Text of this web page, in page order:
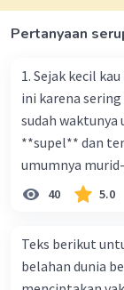
Pertanyaan
1. Sejak kecil
ini karena
sudah waktunya
**supel** dan
umumnya
kelas satu.
ke kota kecil
baik
40 5.0
Teks berikut
belahan dunia